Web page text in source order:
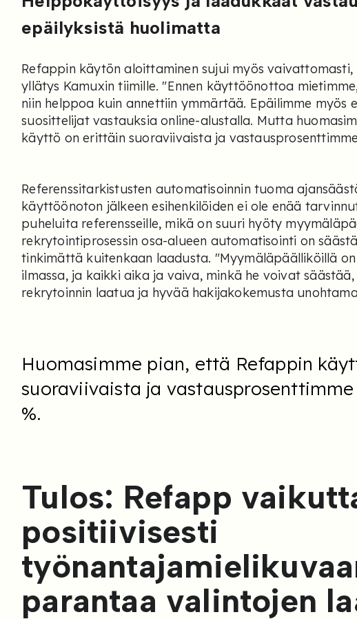
epäilyksistä huolimatta
Refappin käytön aloittaminen sujui myös vaivattomasti,
yllätys Kamuxin tiimille. "Ennen käyttöönottoa
niin helppoa kuin annettiin ymmärtää. Epäilimme myös
suosittelijat vastauksia online-alustalla. Mutta
käyttö on erittäin suoraviivaista ja
Referenssitarkistusten automatisoinnin tuoma
käyttöönoton jälkeen esihenkilöiden ei ole enää
puheluita referensseille, mikä on suuri hyöty
rekrytointiprosessin osa-alueen automatisointi on
tinkimättä kuitenkaan laadusta. "Myymäläpäälliköillä
ilmassa, ja kaikki aika ja vaiva, minkä he voivat
rekrytoinnin laatua ja hyvää hakijakokemusta
Huomasimme pian, että Refappin
suoraviivaista ja
%.
Tulos: Refapp
positiivisesti
parantaa valintojen